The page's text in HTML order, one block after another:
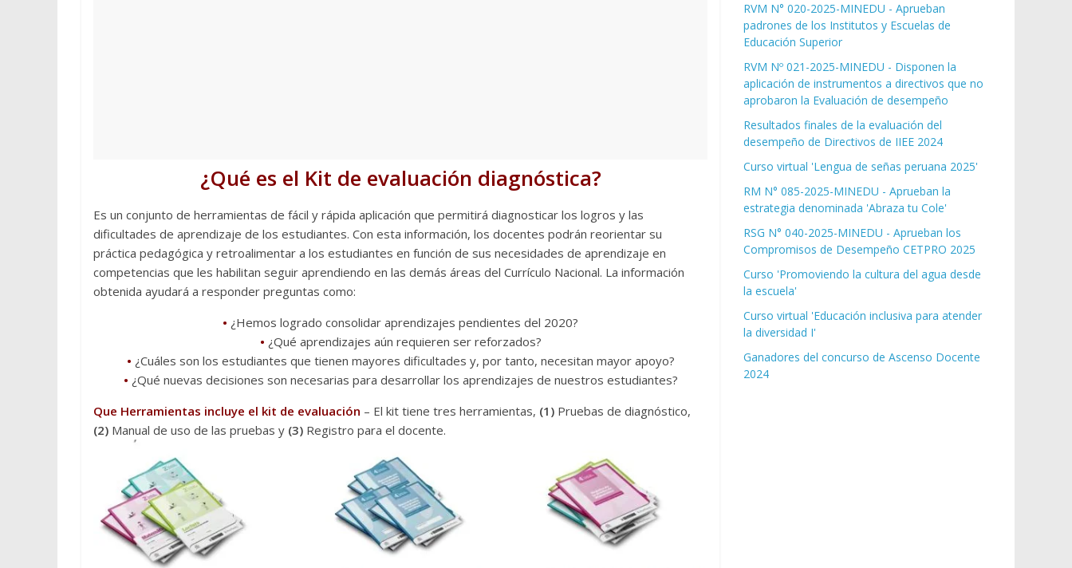
¿Qué es el Kit de evaluación diagnóstica?
Es un conjunto de herramientas de fácil y rápida aplicación que permitirá diagnosticar los logros y las
dificultades de aprendizaje de los estudiantes. Con esta información, los docentes podrán reorientar su
práctica pedagógica y retroalimentar a los estudiantes en función de sus necesidades de aprendizaje en
competencias que les habilitan seguir aprendiendo en las demás áreas del Currículo Nacional. La información
obtenida ayudará a responder preguntas como:
• ¿Hemos logrado consolidar aprendizajes pendientes del 2020?
• ¿Qué aprendizajes aún requieren ser reforzados?
• ¿Cuáles son los estudiantes que tienen mayores dificultades y, por tanto, necesitan mayor apoyo?
• ¿Qué nuevas decisiones son necesarias para desarrollar los aprendizajes de nuestros estudiantes?
Que Herramientas incluye el kit de evaluación – El kit tiene tres herramientas, (1) Pruebas de diagnóstico,
(2) Manual de uso de las pruebas y (3) Registro para el docente.
RVM N° 020-2025-MINEDU - Aprueban
padrones de los Institutos y Escuelas de
Educación Superior
RVM Nº 021-2025-MINEDU - Disponen la
aplicación de instrumentos a directivos que no
aprobaron la Evaluación de desempeño
Resultados finales de la evaluación del
desempeño de Directivos de IIEE 2024
Curso virtual 'Lengua de señas peruana 2025'
RM N° 085-2025-MINEDU - Aprueban la
estrategia denominada 'Abraza tu Cole'
RSG N° 040-2025-MINEDU - Aprueban los
Compromisos de Desempeño CETPRO 2025
Curso 'Promoviendo la cultura del agua desde
la escuela'
Curso virtual 'Educación inclusiva para atender
la diversidad I'
Ganadores del concurso de Ascenso Docente
2024